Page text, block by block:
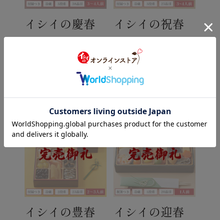
イシイの慶春
円(税込)
イシイの祝春
28,000
イシイの豊春 イシイの迎春